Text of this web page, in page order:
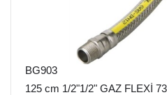
BG903
125 cm 1/2"1/2" GAZ FLEXİ